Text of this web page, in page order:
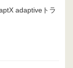
adaptiveトラ